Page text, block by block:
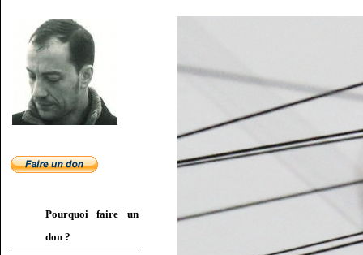
Pourquoi faire un
don ?